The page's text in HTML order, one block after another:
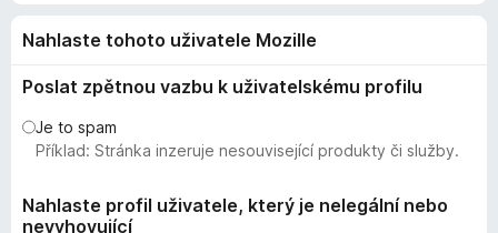
d
p
o
l
Nahlaste tohoto uživatele Mozille
Poslat zpětnou vazbu k uživatelskému profilu
Je to spam
Příklad: Stránka inzeruje nesouvisející produkty či služby.
Nahlaste profil uživatele, který je nelegální nebo
nevyhovující